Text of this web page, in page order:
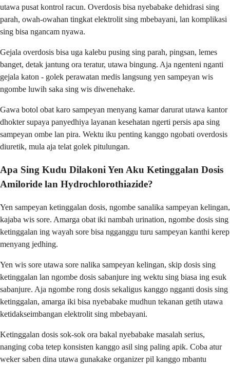
utawa pusat kontrol racun. Overdosis bisa nyebabake dehidrasi sing
parah, owah-owahan tingkat elektrolit sing mbebayani, lan komplikasi
sing bisa ngancam nyawa.
Gejala overdosis bisa uga kalebu pusing sing parah, pingsan, lemes
banget, detak jantung ora teratur, utawa bingung. Aja ngenteni nganti
gejala katon - golek perawatan medis langsung yen sampeyan wis
ngombe luwih saka sing wis diwenehake.
Gawa botol obat karo sampeyan menyang kamar darurat utawa kantor
dhokter supaya panyedhiya layanan kesehatan ngerti persis apa sing
sampeyan ombe lan pira. Wektu iku penting kanggo ngobati overdosis
diuretik, mula aja telat golek pitulungan.
Apa Sing Kudu Dilakoni Yen Aku Ketinggalan Dosis
Amiloride lan Hydrochlorothiazide?
Yen sampeyan ketinggalan dosis, ngombe sanalika sampeyan kelingan,
kajaba wis sore. Amarga obat iki nambah urination, ngombe dosis sing
ketinggalan ing wayah sore bisa ngganggu turu sampeyan kanthi kerep
menyang jedhing.
Yen wis sore utawa sore nalika sampeyan kelingan, skip dosis sing
ketinggalan lan ngombe dosis sabanjure ing wektu sing biasa ing esuk
sabanjure. Aja ngombe rong dosis sekaligus kanggo ngganti dosis sing
ketinggalan, amarga iki bisa nyebabake mudhun tekanan getih utawa
ketidakseimbangan elektrolit sing mbebayani.
Ketinggalan dosis sok-sok ora bakal nyebabake masalah serius,
nanging coba tetep konsisten kanggo asil sing paling apik. Coba atur
weker saben dina utawa gunakake organizer pil kanggo mbantu